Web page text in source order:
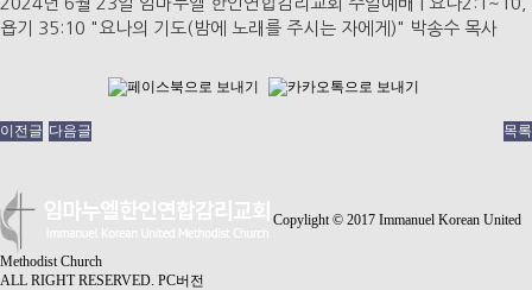
욥기 35:10 "요나의 기도(밤에 노래를 주시는 자에게)" 박송수 목사
이전글 다음글 목록
Copylight © 2017 Immanuel Korean United
Methodist Church
ALL RIGHT RESERVED. PC버전